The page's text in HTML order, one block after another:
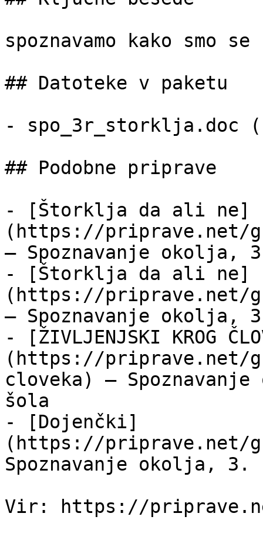
spoznavamo kako smo
## Datoteke v paketu
- spo_3r_storklja.doc
## Podobne priprave
- [Štorklja da ali ne]
(https://priprave.net/
— Spoznavanje okolja,
- [Štorklja da ali ne]
(https://priprave.net/
— Spoznavanje okolja,
- [ŽIVLJENJSKI KROG
(https://priprave.net/
cloveka) —
šola
- [Dojenčki]
(https://priprave.net/
Spoznavanje okolja, 3.